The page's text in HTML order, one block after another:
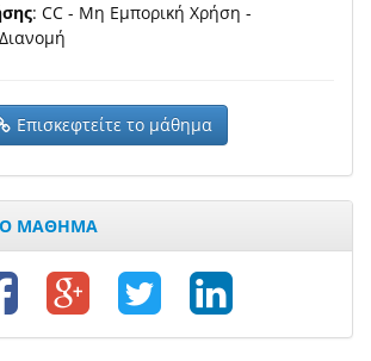
: CC - Μη Εμπορική Χρήση -
Επισκεφτείτε το μάθημα
ΜΑΘΗΜΑ